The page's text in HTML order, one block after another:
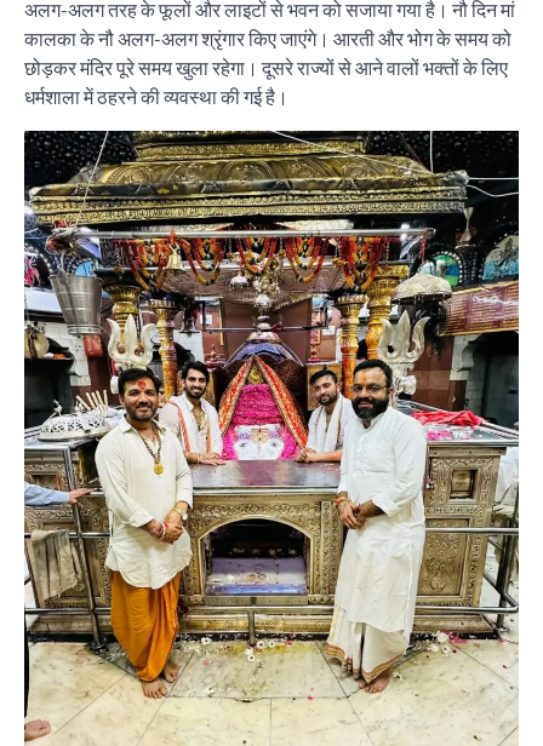
अलग-अलग तरह के फूलों और लाइटों से भवन को सजाया गया है। नौ दिन मां
कालका के नौ अलग-अलग श्रृंगार किए जाएंगे। आरती और भोग के समय को
छोड़कर मंदिर पूरे समय खुला रहेगा। दूसरे राज्यों से आने वालों भक्तों के लिए
धर्मशाला में ठहरने की व्यवस्था की गई है।